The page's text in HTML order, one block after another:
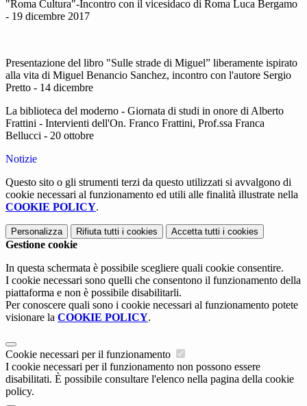
"Roma Cultura"-Incontro con il vicesidaco di Roma Luca Bergamo
- 19 dicembre 2017
Presentazione del libro "Sulle strade di Miguel” liberamente ispirato
alla vita di Miguel Benancio Sanchez, incontro con l'autore Sergio
Pretto - 14 dicembre
La biblioteca del moderno - Giornata di studi in onore di Alberto
Frattini - Intervienti dell'On. Franco Frattini, Prof.ssa Franca
Bellucci - 20 ottobre
Notizie
Questo sito o gli strumenti terzi da questo utilizzati si avvalgono di
cookie necessari al funzionamento ed utili alle finalità illustrate nella
COOKIE POLICY.
Personalizza Rifiuta tutti i cookies Accetta tutti i cookies
Gestione cookie
In questa schermata è possibile scegliere quali cookie consentire.
I cookie necessari sono quelli che consentono il funzionamento della
piattaforma e non è possibile disabilitarli.
Per conoscere quali sono i cookie necessari al funzionamento potete
visionare la COOKIE POLICY.
Cookie necessari per il funzionamento
I cookie necessari per il funzionamento non possono essere
disabilitati. È possibile consultare l'elenco nella pagina della cookie
policy.